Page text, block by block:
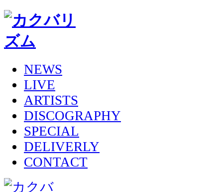
NEWS
LIVE
ARTISTS
DISCOGRAPHY
SPECIAL
DELIVERLY
CONTACT